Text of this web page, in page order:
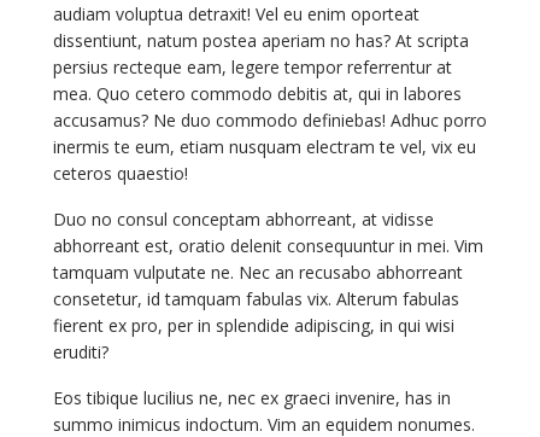
audiam voluptua detraxit! Vel eu enim oporteat
dissentiunt, natum postea aperiam no has? At scripta
persius recteque eam, legere tempor referrentur at
mea. Quo cetero commodo debitis at, qui in labores
accusamus? Ne duo commodo definiebas! Adhuc porro
inermis te eum, etiam nusquam electram te vel, vix eu
ceteros quaestio!
Duo no consul conceptam abhorreant, at vidisse
abhorreant est, oratio delenit consequuntur in mei. Vim
tamquam vulputate ne. Nec an recusabo abhorreant
consetetur, id tamquam fabulas vix. Alterum fabulas
fierent ex pro, per in splendide adipiscing, in qui wisi
eruditi?
Eos tibique lucilius ne, nec ex graeci invenire, has in
summo inimicus indoctum. Vim an equidem nonumes.